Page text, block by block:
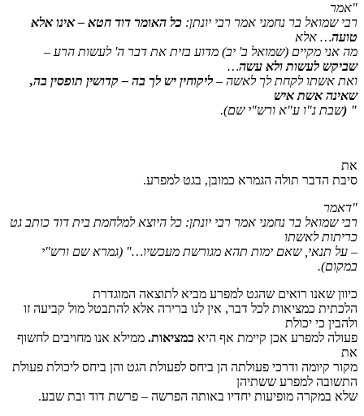
"אמר
רבי שמואל בר נחמני אמר רבי יונתן: כל האומר דוד חטא – אינו אלא
טועה… אלא
מה אני מקיים (שמואל ב' יב) מדוע בזית את דבר ה' לעשות הרע –
שביקש לעשות ולא עשה…
ואת אשתו לקחת לך לאשה – ליקוחין יש לך בה – קדושין תופסין בה,
שאינה אשת איש
"
(שבת נ"ו ע"א ורש"י שם).
את
סיבת הדבר תולה הגמרא כמובן, בגט למפרע.
"דאמר
רבי שמואל בר נחמני אמר רבי יונתן: כל היוצא למלחמת בית דוד כותב גט
כריתות לאשתו
– על תנאי, שאם ימות תהא מגורשת מעכשיו…" (גמרא שם ורש"י
במקום).
כיוון שאנו רואים שהגט למפרע מביא לתוצאה המוגדרת
הלכתית כמציאות לכל דבר, אין לנו ברירה אלא להתבטל מול קביעה זו
ולהבין כי יכולת
פעולה למפרע אכן קיימת אף היא כמציאות. ממילא אנו מחויבים לחשוף
את
מקור קיומה ודרכי פעולתה הן ביחס לפעולת הגט והן ביחס ליכולת פעולת
התשובה למפרע ששתיהן
שלא במקרה מופיעות יחדיו באותה הפרשה – פרשת דוד ובת שבע.